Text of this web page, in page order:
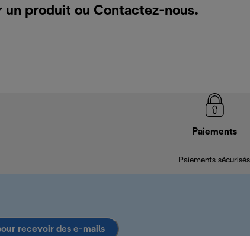
un produit ou Contactez-nous.
Paiements
Paiements sécurisés
recevoir des e-mails